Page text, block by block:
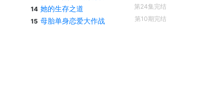
14 她的生存之道
第24集完结
15 母胎单身恋爱大作战 第10期完结